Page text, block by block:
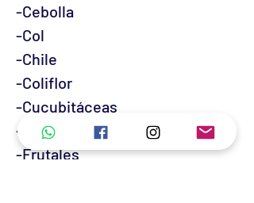
-Cebolla
-Col
-Chile
-Coliflor
-Cucubitáceas
-Tomate, Jitomate
-Frutales